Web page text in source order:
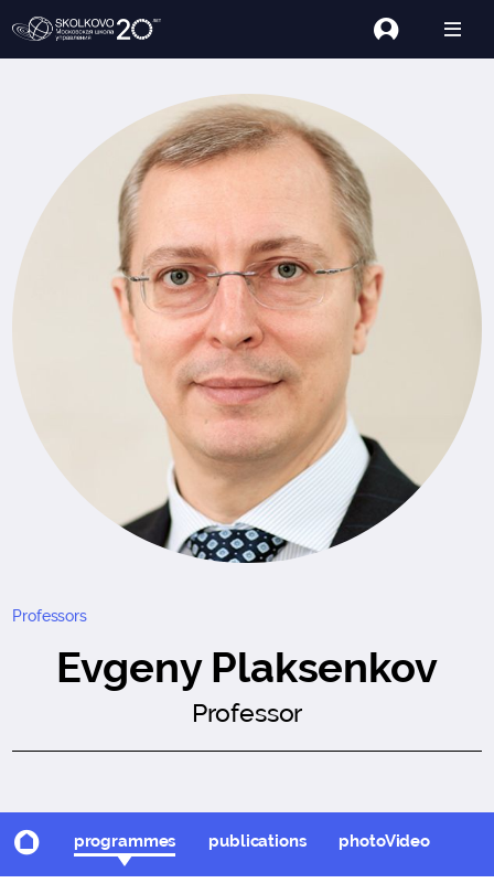
Professors
Evgeny Plaksenkov
Professor
programmes publications photoVideo